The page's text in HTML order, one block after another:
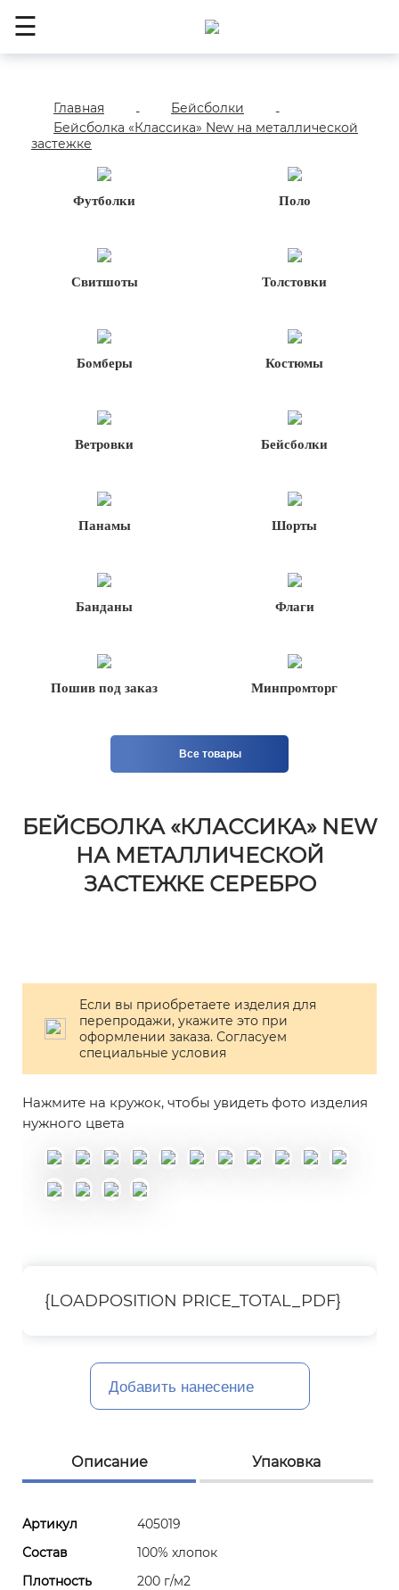
☰
Главная - Бейсболки
-
Бейсболка «Классика» New на металлической
застежке
Футболки Поло
Свитшоты Толстовки
Бомберы Костюмы
Ветровки Бейсболки
Панамы Шорты
Банданы Флаги
Пошив под заказ Минпромторг
Все товары
БЕЙСБОЛКА «КЛАССИКА» NEW
НА МЕТАЛЛИЧЕСКОЙ
ЗАСТЕЖКЕ СЕРЕБРО
Если вы приобретаете изделия для
перепродажи, укажите это при
оформлении заказа. Согласуем
специальные условия
Нажмите на кружок, чтобы увидеть фото изделия
нужного цвета
{LOADPOSITION PRICE_TOTAL_PDF}
Добавить нанесение
Описание Упаковка
Артикул
405019
Состав
100% хлопок
Плотность
200 г/м2